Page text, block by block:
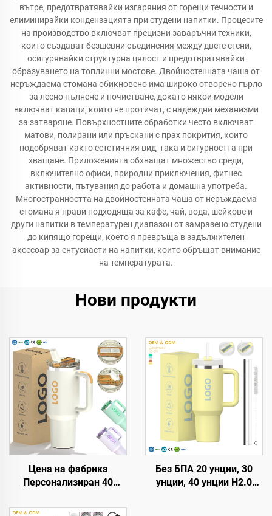
вътре, предотвратявайки изгаряния от горещи течности и
елиминирайки кондензацията при студени напитки. Процесите
на производство включват прецизни заваръчни техники,
които създават безшевни съединения между двете стени,
осигурявайки структурна цялост и предотвратявайки
образуването на топлинни мостове. Двойностенната чаша от
неръждаема стомана обикновено има широко отворено гърло
за лесно пълнене и почистване, докато някои модели
включват капаци, които не протичат, с надеждни механизми
за затваряне. Повърхностните обработки често включват
матови, полирани или пръскани с прах покрития, които
подобряват както естетичния вид, така и сигурността при
хващане. Приложенията обхващат множество среди,
включително офиси, природни приключения, фитнес
активности, пътувания до работа и домашна употреба.
Многостранността на двойностенната чаша от неръждаема
стомана я прави подходяща за кафе, чай, вода, шейкове и
други напитки в температурен диапазон от замразено студени
до кипящо горещи, което я превръща в задължителен
аксесоар за ентусиасти на напитки, които обръщат внимание
на температурата.
Нови продукти
Цена на фабрика
Персонализиран 40
термоизолация,
Без БПА 20 унции, 30
унции, 40 унции H2.0